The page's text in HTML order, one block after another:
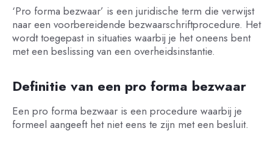
‘Pro forma bezwaar’ is een juridische term die verwijst
naar een voorbereidende bezwaarschriftprocedure. Het
wordt toegepast in situaties waarbij je het oneens bent
met een beslissing van een overheidsinstantie.
Definitie van een pro forma bezwaar
Een pro forma bezwaar is een procedure waarbij je
formeel aangeeft het niet eens te zijn met een besluit.